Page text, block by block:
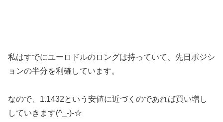
私はすでにユーロドルのロングは持っていて、先日ポジシ
ョンの半分を利確しています。
なので、1.1432という安値に近づくのであれば買い増し
していきます(^_-)-☆